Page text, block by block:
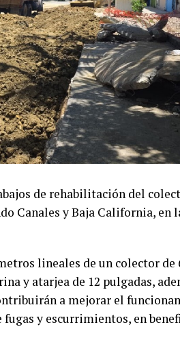
de rehabilitación del
Canales y Baja California, en
lineales de un colector de
y atarjea de 12 pulgadas,
a mejorar el
y escurrimientos, en